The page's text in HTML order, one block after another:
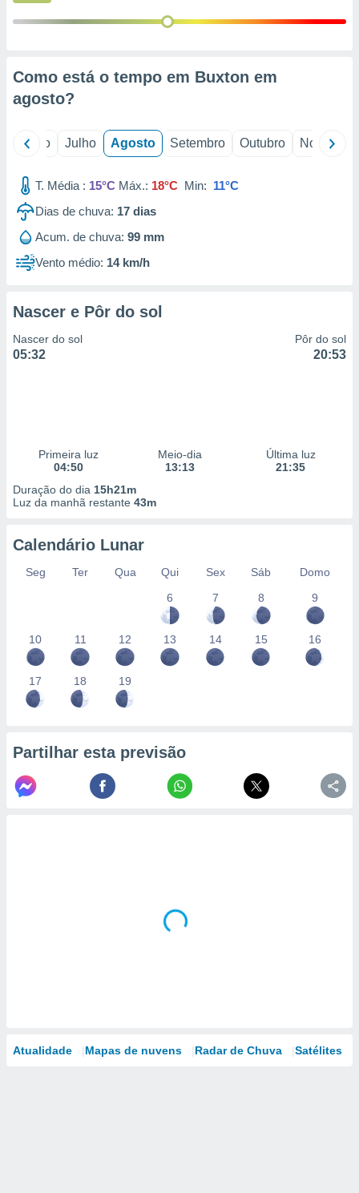
através
estudos
de
Como está o tempo em Buxton em
agosto?
Junho Julho Agosto Setembro Outubro Novembro
T. Média : 15°C Máx.: 18°C Min: 11°C
Dias de chuva: 17 dias
Acum. de chuva: 99 mm
Vento médio: 14 km/h
Nascer e Pôr do sol
Nascer do sol
05:32
Pôr do sol
20:53
Primeira luz
04:50
Meio-dia
13:13
Última luz
21:35
Duração do dia 15h21m
Luz da manhã restante 43m
Calendário Lunar
Seg Ter Qua Qui Sex Sáb
Domo
6
7 8 9
10 11 12 13 14 15 16
17 18 19
Partilhar esta previsão
Atualidade Mapas de nuvens Radar de Chuva Satélites